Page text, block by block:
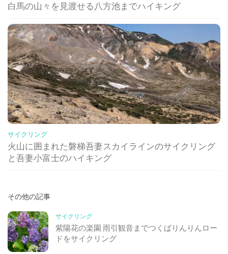
白馬の山々を見渡せる八方池までハイキング
サイクリング
火山に囲まれた磐梯吾妻スカイラインのサイクリング
と吾妻小富士のハイキング
その他の記事
サイクリング
紫陽花の楽園 雨引観音までつくばりんりんロー
ドをサイクリング